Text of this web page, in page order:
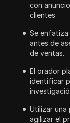
con
clientes.
Se enfatiza
antes de
de ventas.
El orador
identificar
Utilizar una
agilizar el